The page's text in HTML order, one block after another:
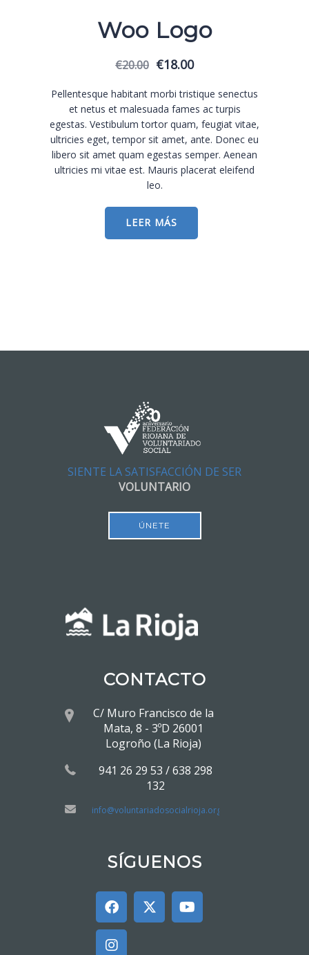
Woo Logo
€20.00 El
original
era:
€20.00.
€18.00El
actual
es:
€18.00.
Pellentesque habitant morbi tristique senectus
et netus et malesuada fames ac turpis
egestas. Vestibulum tortor quam, feugiat vitae,
ultricies eget, tempor sit amet, ante. Donec eu
libero sit amet quam egestas semper. Aenean
ultricies mi vitae est. Mauris placerat eleifend
leo.
LEER MÁS
SIENTE LA SATISFACCIÓN DE SER
VOLUNTARIO
ÚNETE
CONTACTO
C/ Muro Francisco de la
Mata, 8 - 3ºD 26001
Logroño (La Rioja)
941 26 29 53 / 638 298
132
info@voluntariadosocialrioja.org
SÍGUENOS